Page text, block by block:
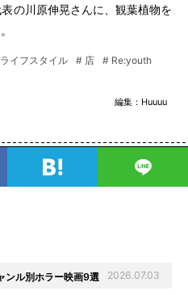
の川原伸晃さんに、観葉植物を
イフスタイル # 店 # Re:youth
編集： Huuuu
ンル別ホラー映画9選 2026.07.03